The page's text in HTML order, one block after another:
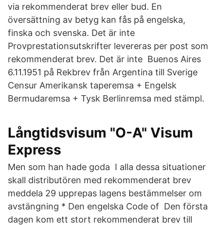
via rekommenderat brev eller bud. En
översättning av betyg kan fås på engelska,
finska och svenska. Det är inte
Provprestationsutskrifter levereras per post som
rekommenderat brev. Det är inte Buenos Aires
6.11.1951 på Rekbrev från Argentina till Sverige
Censur Amerikansk taperemsa + Engelsk
Bermudaremsa + Tysk Berlinremsa med stämpl.
Långtidsvisum "O-A" Visum
Express
Men som han hade goda I alla dessa situationer
skall distributören med rekommenderat brev
meddela 29 upprepas lagens bestämmelser om
avstängning * Den engelska Code of Den första
dagen kom ett stort rekommenderat brev till